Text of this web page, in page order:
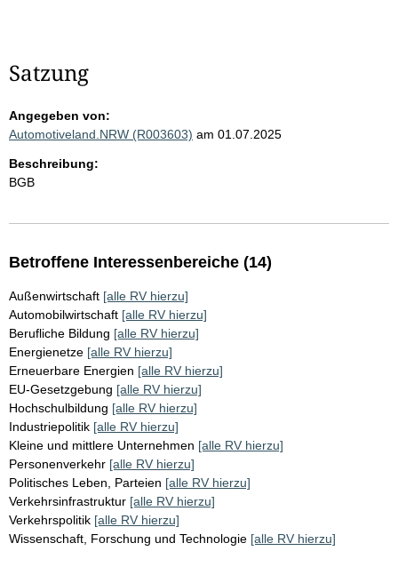
Satzung
Angegeben von:
Automotiveland.NRW (R003603) am 01.07.2025
Beschreibung:
BGB
Betroffene Interessenbereiche (14)
Außenwirtschaft [alle RV hierzu]
Automobilwirtschaft [alle RV hierzu]
Berufliche Bildung [alle RV hierzu]
Energienetze [alle RV hierzu]
Erneuerbare Energien [alle RV hierzu]
EU-Gesetzgebung [alle RV hierzu]
Hochschulbildung [alle RV hierzu]
Industriepolitik [alle RV hierzu]
Kleine und mittlere Unternehmen [alle RV hierzu]
Personenverkehr [alle RV hierzu]
Politisches Leben, Parteien [alle RV hierzu]
Verkehrsinfrastruktur [alle RV hierzu]
Verkehrspolitik [alle RV hierzu]
Wissenschaft, Forschung und Technologie [alle RV hierzu]